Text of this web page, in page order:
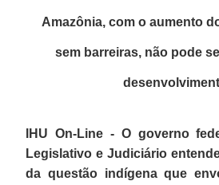
Amazônia, com o aumento
sem barreiras, não pode
IHU On-Line - O governo
Legislativo e Judiciário
da questão indígena que